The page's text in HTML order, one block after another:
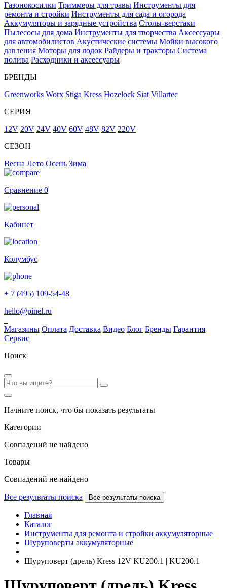
Газонокосилки Триммеры для травы Инструменты для
ремонта и стройки Инструменты для сада и огорода
Аккумуляторы и зарядные устройства Столы-верстаки
Пылесосы для дома Инструменты для творчества Аксессуары
для автомобилистов Акустические системы Мойки высокого
давления Моторы для лодок Райдеры и тракторы Система
полива Расходники и аксессуары
БРЕНДЫ
Greenworks Worx Stiga Kress Hozelock Siat Villartec
СЕРИЯ
12V 20V 24V 40V 60V 48V 82V 220V
СЕЗОН
Весна Лето Осень Зима
Сравнение 0
Кабинет
Колумбус
+ 7 (495) 109-54-48
hello@pinel.ru
Магазины Оплата Доставка Видео Блог Бренды Гарантия
Сервис
Поиск
Начните поиск, что бы показать результаты
Категории
Совпадений не найдено
Товары
Совпадений не найдено
Все результаты поиска Все результаты поиска
Главная
Каталог
Инструменты для ремонта и стройки аккумуляторные
Шуруповерты аккумуляторные
Шуруповерт (дрель) Kress 12V KU200.1 | KU200.1